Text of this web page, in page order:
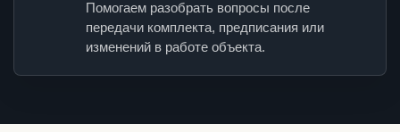
Помогаем разобрать вопросы после
передачи комплекта, предписания или
изменений в работе объекта.